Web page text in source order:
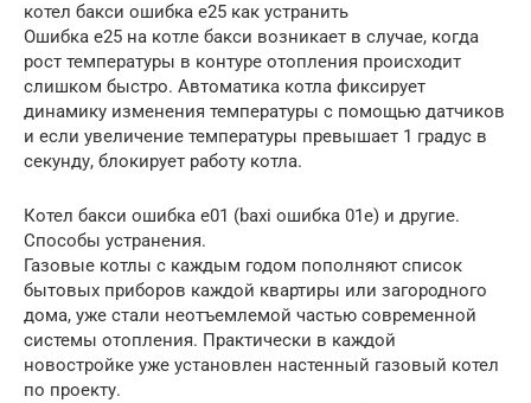
котел бакси ошибка е25 как устранить
Ошибка е25 на котле бакси возникает в случае, когда
рост температуры в контуре отопления происходит
слишком быстро. Автоматика котла фиксирует
динамику изменения температуры с помощью датчиков
и если увеличение температуры превышает 1 градус в
секунду, блокирует работу котла.
Котел бакси ошибка е01 (baxi ошибка 01e) и другие.
Способы устранения.
Газовые котлы с каждым годом пополняют список
бытовых приборов каждой квартиры или загородного
дома, уже стали неотъемлемой частью современной
системы отопления. Практически в каждой
новостройке уже установлен настенный газовый котел
по проекту.